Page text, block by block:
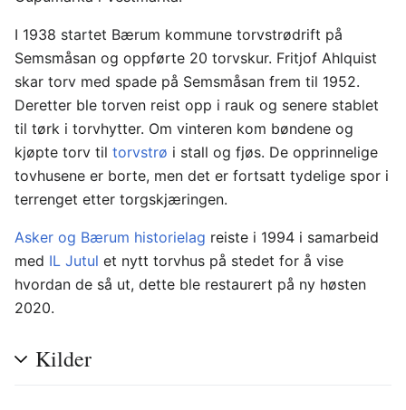
I 1938 startet Bærum kommune torvstrødrift på
Semsmåsan og oppførte 20 torvskur. Fritjof Ahlquist
skar torv med spade på Semsmåsan frem til 1952.
Deretter ble torven reist opp i rauk og senere stablet
til tørk i torvhytter. Om vinteren kom bøndene og
kjøpte torv til torvstrø i stall og fjøs. De opprinnelige
tovhusene er borte, men det er fortsatt tydelige spor i
terrenget etter torgskjæringen.
Asker og Bærum historielag reiste i 1994 i samarbeid
med IL Jutul et nytt torvhus på stedet for å vise
hvordan de så ut, dette ble restaurert på ny høsten
2020.
Kilder